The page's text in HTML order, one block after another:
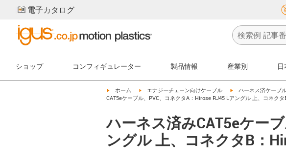
電子カタログ
ショップ コンフィギュレーター 製品情報 産業別
igus-icon-arrow-right
ホーム igus-icon-arrow-right
エナジーチェーン向けケーブル igus-icon-arrow-right
ハーネス済ケーブ
CAT5eケーブル、PVC、コネクタA：Hirose RJ45 Lアングル 上、コネク
ハーネス済みCAT5eケー
ングル 上、コネクタB：